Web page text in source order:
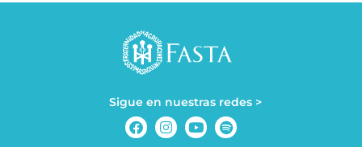
Sigue en nuestras redes >